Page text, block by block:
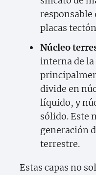
responsable
placas
Núcleo
interna de
divide en
líquido, y
sólido. Este
generación
terrestre.
Estas capas no